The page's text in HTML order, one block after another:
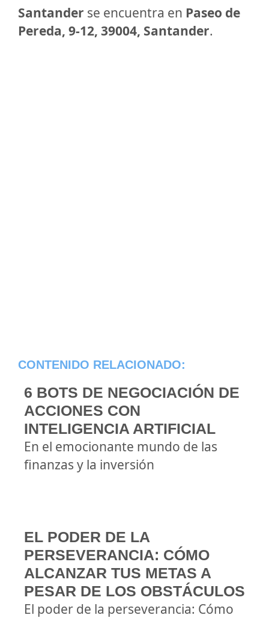
Santander se encuentra en Paseo de
Pereda, 9-12, 39004, Santander.
CONTENIDO RELACIONADO:
6 BOTS DE NEGOCIACIÓN DE
ACCIONES CON
INTELIGENCIA ARTIFICIAL
En el emocionante mundo de las
finanzas y la inversión
EL PODER DE LA
PERSEVERANCIA: CÓMO
ALCANZAR TUS METAS A
PESAR DE LOS OBSTÁCULOS
El poder de la perseverancia: Cómo